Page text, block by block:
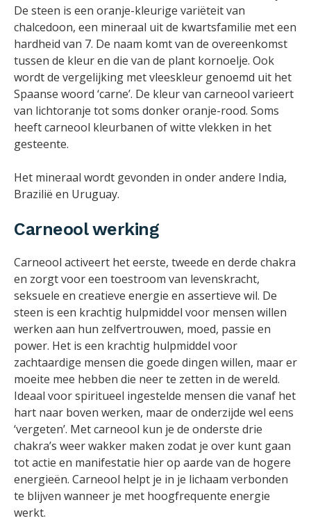
De steen is een oranje-kleurige variëteit van
chalcedoon, een mineraal uit de kwartsfamilie met een
hardheid van 7. De naam komt van de overeenkomst
tussen de kleur en die van de plant kornoelje. Ook
wordt de vergelijking met vleeskleur genoemd uit het
Spaanse woord ‘carne’. De kleur van carneool varieert
van lichtoranje tot soms donker oranje-rood. Soms
heeft carneool kleurbanen of witte vlekken in het
gesteente.
Het mineraal wordt gevonden in onder andere India,
Brazilië en Uruguay.
Carneool werking
Carneool activeert het eerste, tweede en derde chakra
en zorgt voor een toestroom van levenskracht,
seksuele en creatieve energie en assertieve wil. De
steen is een krachtig hulpmiddel voor mensen willen
werken aan hun zelfvertrouwen, moed, passie en
power. Het is een krachtig hulpmiddel voor
zachtaardige mensen die goede dingen willen, maar er
moeite mee hebben die neer te zetten in de wereld.
Ideaal voor spiritueel ingestelde mensen die vanaf het
hart naar boven werken, maar de onderzijde wel eens
‘vergeten’. Met carneool kun je de onderste drie
chakra’s weer wakker maken zodat je over kunt gaan
tot actie en manifestatie hier op aarde van de hogere
energieën. Carneool helpt je in je lichaam verbonden
te blijven wanneer je met hoogfrequente energie
werkt.